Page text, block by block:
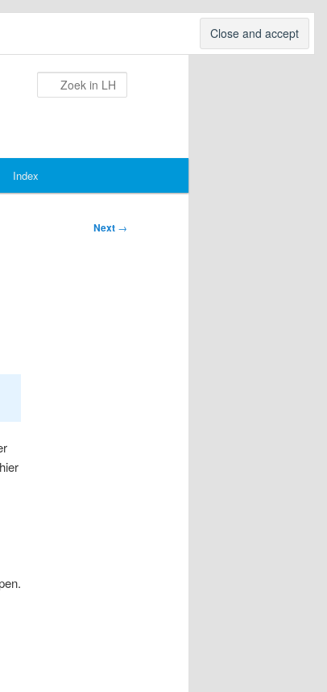
Index
Next →